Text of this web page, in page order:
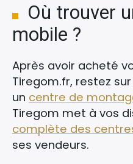
Où trouver
mobile ?
Après avoir acheté
Tiregom.fr, restez
un centre de
Tiregom met à vos
complète des
ses vendeurs.